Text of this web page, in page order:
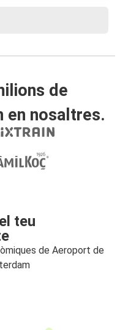
de
en nosaltres.
teu
de Aeroport de